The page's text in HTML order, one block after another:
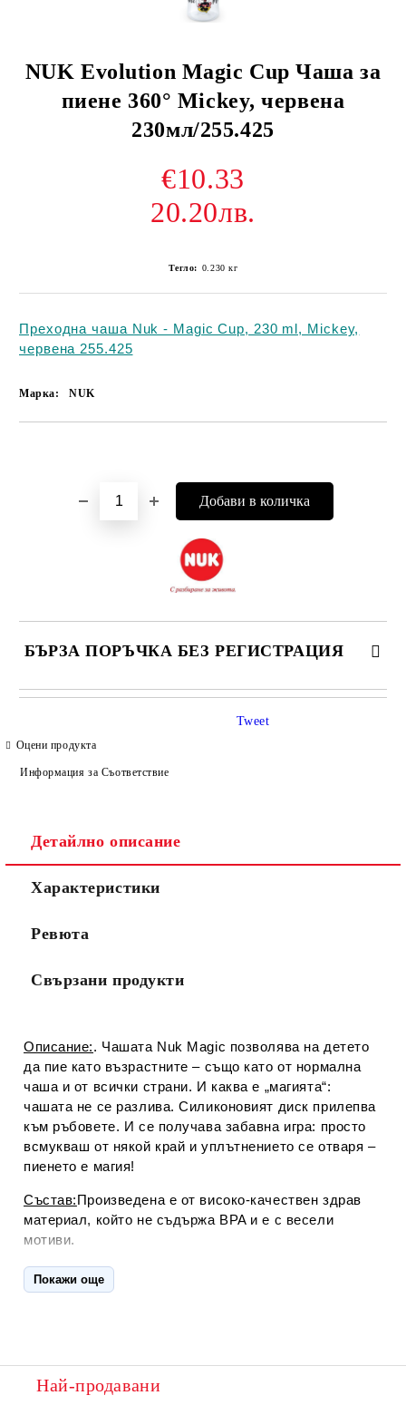
NUK Evolution Magic Cup Чаша за
пиене 360° Mickey, червена
230мл/255.425
€10.33
20.20лв.
Тегло: 0.230 кг
Преходна чаша Nuk - Magic Cup, 230 ml, Mickey,
червена 255.425
Марка: NUK
БЪРЗА ПОРЪЧКА БЕЗ РЕГИСТРАЦИЯ
САМО ПОПЪЛНЕТЕ 4 ПОЛЕТА
Съгласен съм сПолитиката за лични данни
Ние ще се свържем с вас в рамките на работния ден.
Оцени продукта
Информация за Съответствие
Tweet
Детайлно описание
Характеристики
Ревюта
Свързани продукти
Описание:. Чашата Nuk Magic позволява на детето
да пие като възрастните – също като от нормална
чаша и от всички страни. И каква е „магията“:
чашата не се разлива. Силиконовият диск прилепва
към ръбовете. И се получава забавна игра: просто
всмукваш от някой край и уплътнението се отваря –
пиенето е магия!
Състав:Произведена е от високо-качествен здрав
материал, който не съдържа BPA и е с весели
мотиви.
Употреба
:Отделните части лесно се разглобяват,
сглобяват и почистват. Просто я поставяме в
самостоятелно пиене е една от най-важните стъпки
Покажи още
Най-продавани